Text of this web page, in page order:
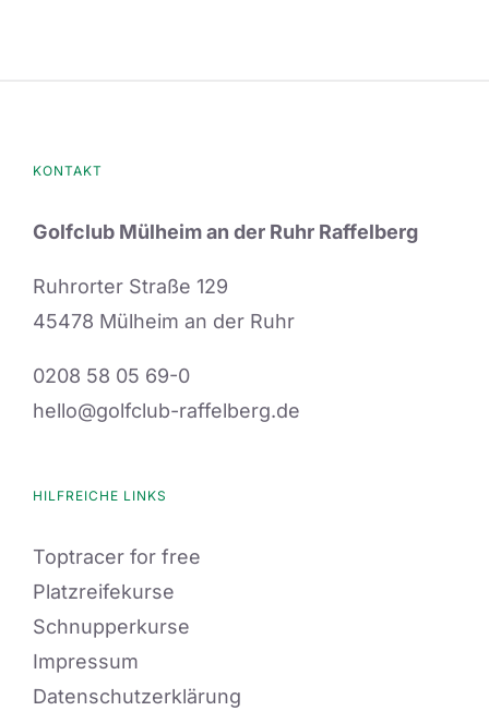
KONTAKT
Golfclub Mülheim an der Ruhr Raffelberg
Ruhrorter Straße 129
45478 Mülheim an der Ruhr
0208 58 05 69-0
hello@golfclub-raffelberg.de
HILFREICHE LINKS
Toptracer for free
Platzreifekurse
Schnupperkurse
Impressum
Datenschutzerklärung